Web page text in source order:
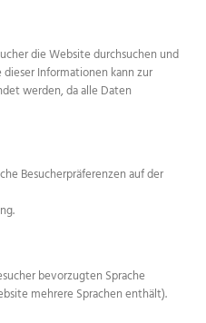
die Website durchsuchen und
Informationen kann zur
werden, da alle Daten
Besucherpräferenzen auf der
bevorzugten Sprache
mehrere Sprachen enthält).